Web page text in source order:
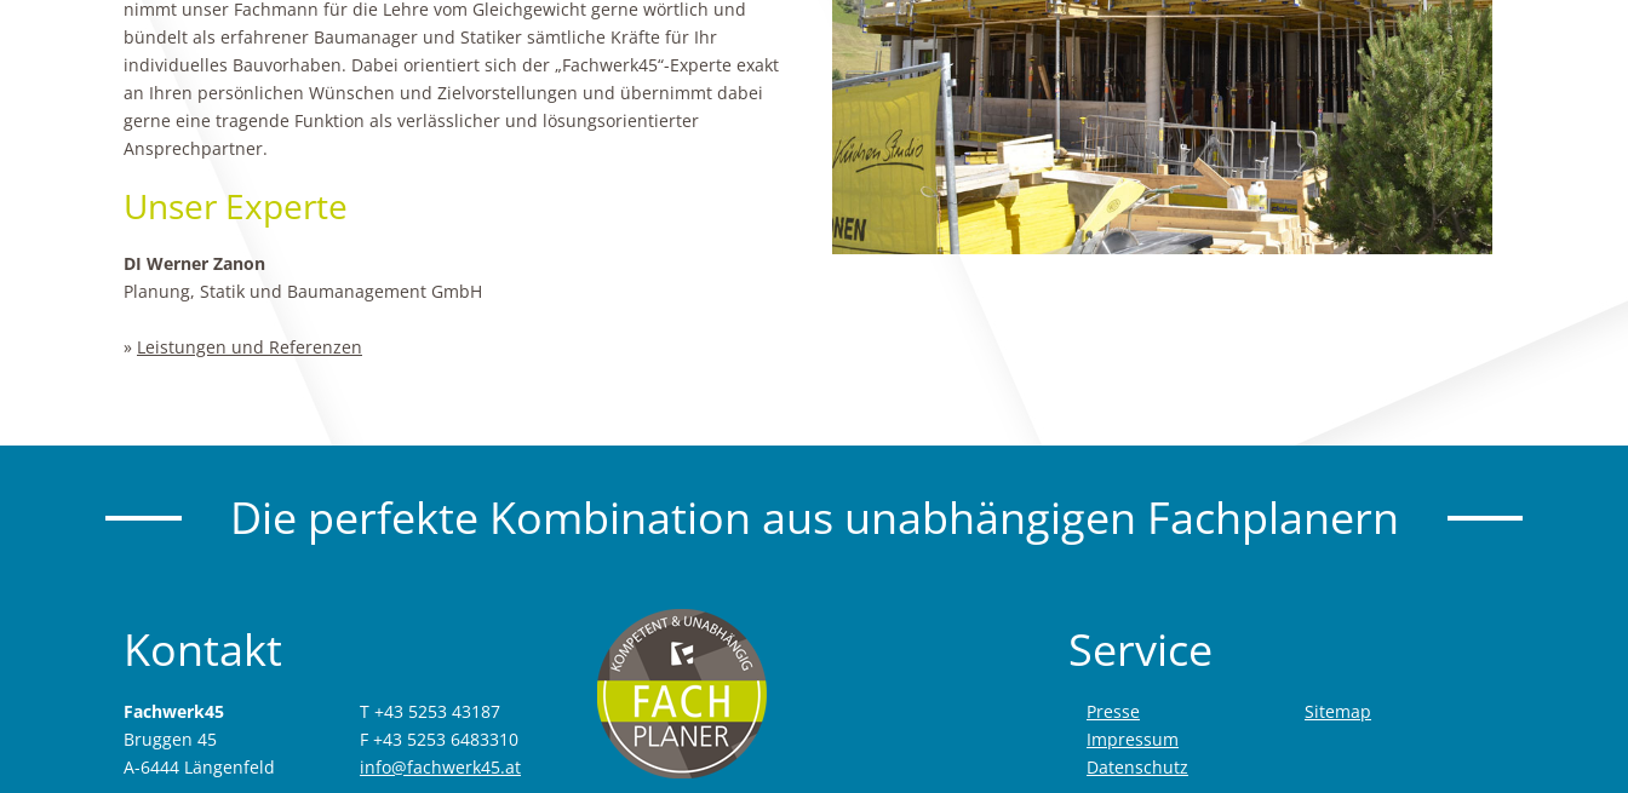
nimmt unser Fachmann für die Lehre vom Gleichgewicht gerne wörtlich und
bündelt als erfahrener Baumanager und Statiker sämtliche Kräfte für Ihr
individuelles Bauvorhaben. Dabei orientiert sich der „Fachwerk45“-Experte exakt
an Ihren persönlichen Wünschen und Zielvorstellungen und übernimmt dabei
gerne eine tragende Funktion als verlässlicher und lösungsorientierter
Ansprechpartner.
Unser Experte
DI Werner Zanon
Planung, Statik und Baumanagement GmbH
» Leistungen und Referenzen
Die perfekte Kombination aus unabhängigen Fachplanern
Kontakt
Fachwerk45
Bruggen 45
A-6444 Längenfeld
T +43 5253 43187
F +43 5253 6483310
info@fachwerk45.at
Service
Presse
Impressum
Datenschutz
Sitemap